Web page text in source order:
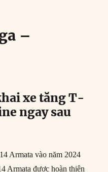
–
xe tăng T-
ngay sau
Armata vào năm 2024
Armata được hoàn thiện